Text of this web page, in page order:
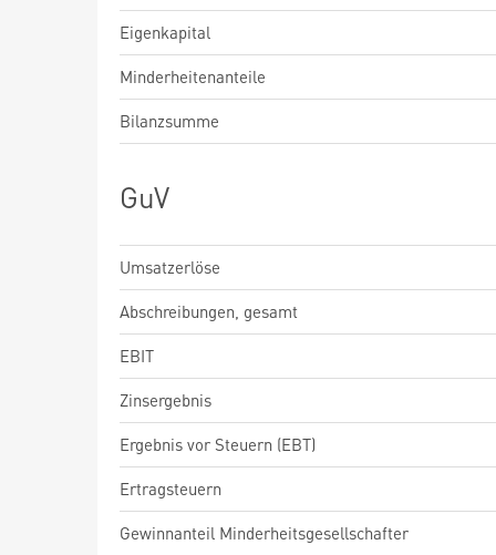
Eigenkapital
Minderheitenanteile
Bilanzsumme
GuV
Umsatzerlöse
Abschreibungen, gesamt
EBIT
Zinsergebnis
Ergebnis vor Steuern (EBT)
Ertragsteuern
Gewinnanteil Minderheitsgesellschafter